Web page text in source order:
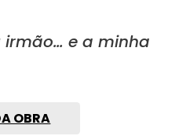
irmão… e a minha
OBRA